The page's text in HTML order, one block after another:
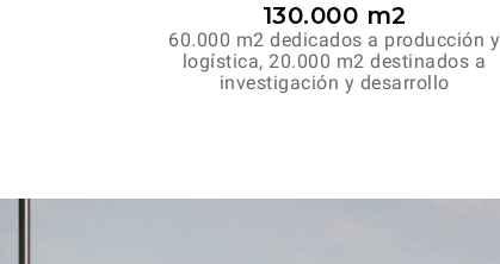
130.000 m2
60.000 m2 dedicados a producción y
logística, 20.000 m2 destinados a
investigación y desarrollo